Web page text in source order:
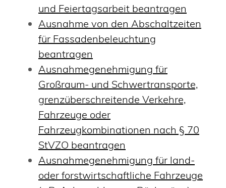
und Feiertagsarbeit beantragen
Ausnahme von den Abschaltzeiten
für Fassadenbeleuchtung
beantragen
Ausnahmegenehmigung für
Großraum- und Schwertransporte,
grenzüberschreitende Verkehre,
Fahrzeuge oder
Fahrzeugkombinationen nach § 70
StVZO beantragen
Ausnahmegenehmigung für land-
oder forstwirtschaftliche Fahrzeuge